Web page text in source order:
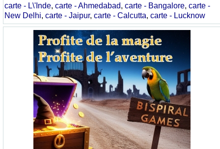
carte - L\'Inde, carte - Ahmedabad, carte - Bangalore, carte -
New Delhi, carte - Jaipur, carte - Calcutta, carte - Lucknow